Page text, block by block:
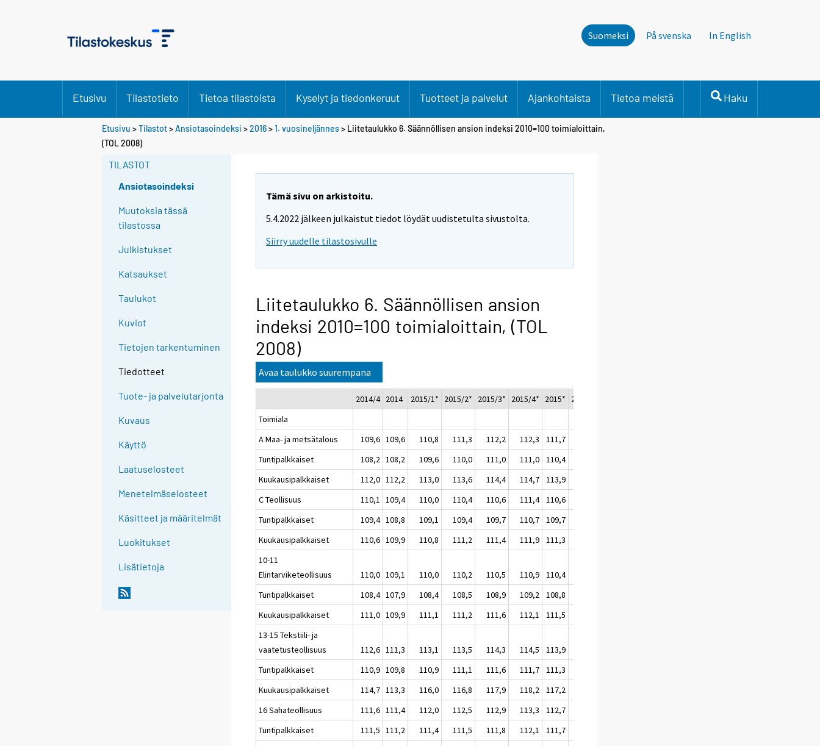
Suomeksi På svenska In English
Etusivu Tilastotieto Tietoa tilastoista Kyselyt ja tiedonkeruut Tuotteet ja palvelut Ajankohtaista Tietoa meistä Haku
Etusivu >Tilastot>Ansiotasoindeksi >2016>1. vuosineljännes> Liitetaulukko 6. Säännöllisen ansion indeksi 2010=100 toimialoittain,
(TOL 2008)
TILASTOT
Ansiotasoindeksi
Muutoksia tässä
tilastossa
Julkistukset
Katsaukset
Taulukot
Kuviot
Tietojen tarkentuminen
Tiedotteet
Tuote- ja palvelutarjonta
Kuvaus
Käyttö
Laatuselosteet
Menetelmäselosteet
Käsitteet ja määritelmät
Luokitukset
Lisätietoja
Tämä sivu on arkistoitu.
5.4.2022 jälkeen julkaistut tiedot löydät uudistetulta sivustolta.
Siirry uudelle tilastosivulle
Liitetaulukko 6. Säännöllisen ansion
indeksi 2010=100 toimialoittain, (TOL
2008)
Avaa taulukko suurempana
2014/4 2014 2015/1* 2015/2* 2015/3* 2015/4* 2015*
2016/1*
Toimiala
A Maa- ja metsätalous
109,6 109,6 110,8 111,3 112,2 112,3 111,7
Tuntipalkkaiset
108,2 108,2 109,6 110,0 111,0 111,0 110,4
Kuukausipalkkaiset
112,0 112,2 113,0 113,6 114,4 114,7 113,9
C Teollisuus
110,1 109,4 110,0 110,4 110,6 111,4 110,6
Tuntipalkkaiset
109,4 108,8 109,1 109,4 109,7 110,7 109,7
Kuukausipalkkaiset
110,6 109,9 110,8 111,2 111,4 111,9 111,3
10-11
Elintarviketeollisuus
110,0 109,1 110,0 110,2 110,5 110,9 110,4
Tuntipalkkaiset
108,4 107,9 108,4 108,5 108,9 109,2 108,8
Kuukausipalkkaiset
111,0 109,9 111,1 111,2 111,6 112,1 111,5
13-15 Tekstiili- ja
vaatetusteollisuus
112,6 111,3 113,1 113,5 114,3 114,5 113,9
Tuntipalkkaiset
110,9 109,8 110,9 111,1 111,6 111,7 111,3
Kuukausipalkkaiset
114,7 113,3 116,0 116,8 117,9 118,2 117,2
16 Sahateollisuus
111,6 111,4 112,0 112,5 112,9 113,3 112,7
Tuntipalkkaiset
111,5 111,2 111,4 111,5 111,8 112,1 111,7